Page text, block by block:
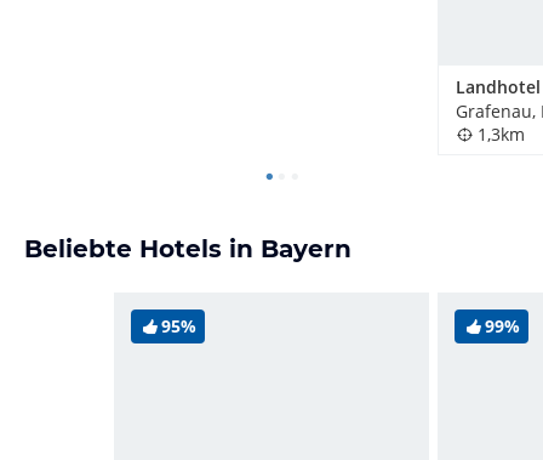
1,3km
Beliebte Hotels in Bayern
95% 99%